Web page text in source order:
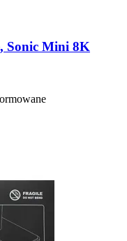
Sonic Mini 8K